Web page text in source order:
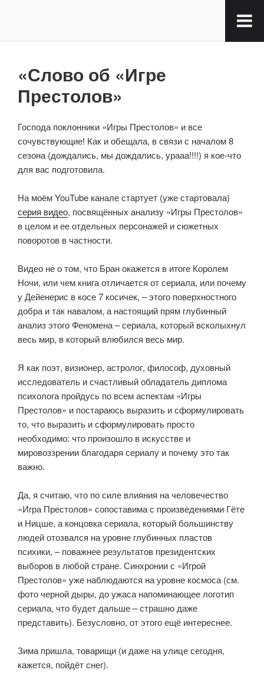
«Слово об «Игре
Престолов»
Господа поклонники «Игры Престолов» и все
сочувствующие! Как и обещала, в связи с началом 8
сезона (дождались, мы дождались, урааа!!!!) я кое-что
для вас подготовила.
На моём YouTube канале стартует (уже стартовала)
серия видео, посвящённых анализу «Игры Престолов»
в целом и ее отдельных персонажей и сюжетных
поворотов в частности.
Видео не о том, что Бран окажется в итоге Королем
Ночи, или чем книга отличается от сериала, или почему
у Дейенерис в косе 7 косичек, – этого поверхностного
добра и так навалом, а настоящий прям глубинный
анализ этого Феномена – сериала, который всколыхнул
весь мир, в который влюбился весь мир.
Я как поэт, визионер, астролог, философ, духовный
исследователь и счастливый обладатель диплома
психолога пройдусь по всем аспектам «Игры
Престолов» и постараюсь выразить и сформулировать
то, что выразить и сформулировать просто
необходимо: что произошло в искусстве и
мировоззрении благодаря сериалу и почему это так
важно.
Да, я считаю, что по силе влияния на человечество
«Игра Престолов» сопоставима с произведениями Гёте
и Ницше, а концовка сериала, который большинству
людей отозвался на уровне глубинных пластов
психики, – поважнее результатов президентских
выборов в любой стране. Синхронии с «Игрой
Престолов» уже наблюдаются на уровне космоса (см.
фото черной дыры, до ужаса напоминающее логотип
сериала, что будет дальше – страшно даже
представить). Безусловно, от этого ещё интереснее.
Зима пришла, товарищи (и даже на улице сегодня,
кажется, пойдёт снег).